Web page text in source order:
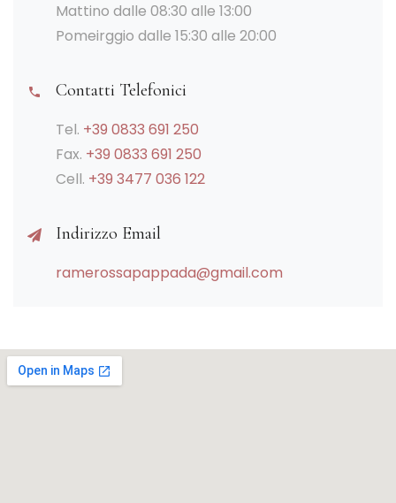
Mattino dalle 08:30 alle 13:00
Pomeirggio dalle 15:30 alle 20:00
Contatti Telefonici
Tel. +39 0833 691 250
Fax. +39 0833 691 250
Cell. +39 3477 036 122
Indirizzo Email
ramerossapappada@gmail.com